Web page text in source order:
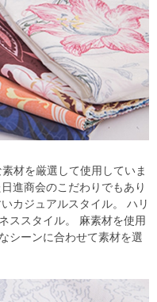
材を厳選して使用していま
進商会のこだわりでもあり
カジュアルスタイル。 ハリ
ススタイル。 麻素材を使用
シーンに合わせて素材を選